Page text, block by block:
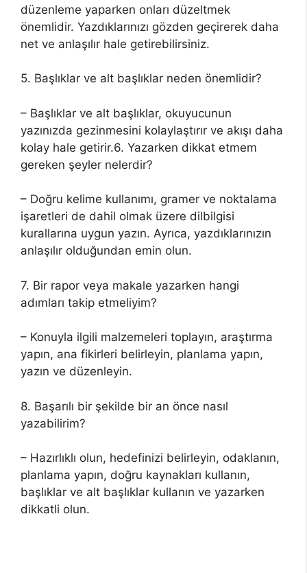
düzenleme yaparken onları düzeltmek
önemlidir. Yazdıklarınızı gözden geçirerek daha
net ve anlaşılır hale getirebilirsiniz.
5. Başlıklar ve alt başlıklar neden önemlidir?
– Başlıklar ve alt başlıklar, okuyucunun
yazınızda gezinmesini kolaylaştırır ve akışı daha
kolay hale getirir.6. Yazarken dikkat etmem
gereken şeyler nelerdir?
– Doğru kelime kullanımı, gramer ve noktalama
işaretleri de dahil olmak üzere dilbilgisi
kurallarına uygun yazın. Ayrıca, yazdıklarınızın
anlaşılır olduğundan emin olun.
7. Bir rapor veya makale yazarken hangi
adımları takip etmeliyim?
– Konuyla ilgili malzemeleri toplayın, araştırma
yapın, ana fikirleri belirleyin, planlama yapın,
yazın ve düzenleyin.
8. Başarılı bir şekilde bir an önce nasıl
yazabilirim?
– Hazırlıklı olun, hedefinizi belirleyin, odaklanın,
planlama yapın, doğru kaynakları kullanın,
başlıklar ve alt başlıklar kullanın ve yazarken
dikkatli olun.